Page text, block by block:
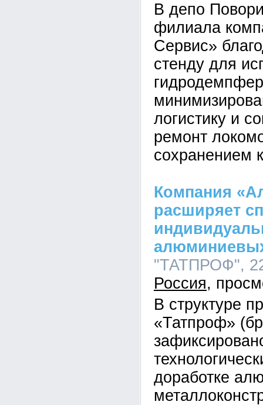
В депо
филиала
Сервис»
стенду для
логистику и
ремонт
сохранением
Компания
расширяет
"ТАТПРОФ",
Россия
В структуре
«Татпроф»
доработке